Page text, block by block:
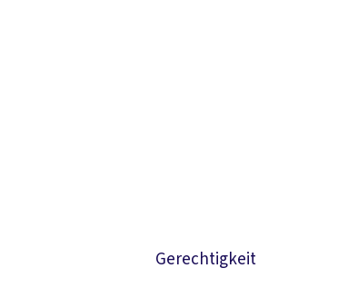
Gerechtigkeit